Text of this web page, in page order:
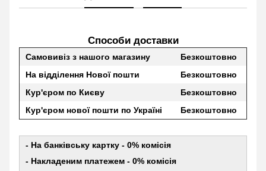
Способи доставки
Самовивіз з нашого магазину
Безкоштовно
На відділення Нової пошти
Безкоштовно
Кур'єром по Києву
Безкоштовно
Кур'єром нової пошти по Україні
Безкоштовно
- На банківську картку - 0% комісія
- Накладеним платежем - 0% комісія